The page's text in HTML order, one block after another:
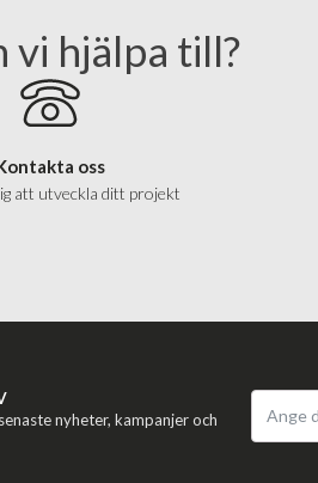
vi hjälpa till?
oss
att utveckla ditt projekt
nyheter, kampanjer och